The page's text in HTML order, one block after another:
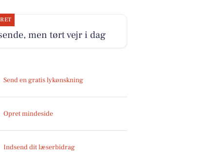
men tørt vejr i dag
Send en gratis lykønskning
Opret mindeside
Indsend dit læserbidrag